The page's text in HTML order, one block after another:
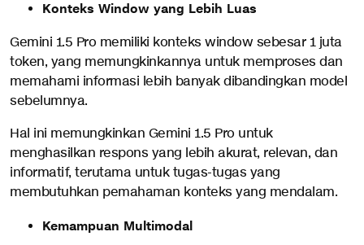
Konteks Window yang Lebih Luas
Gemini 1.5 Pro memiliki konteks window sebesar 1 juta
token, yang memungkinkannya untuk memproses dan
memahami informasi lebih banyak dibandingkan model
sebelumnya.
Hal ini memungkinkan Gemini 1.5 Pro untuk
menghasilkan respons yang lebih akurat, relevan, dan
informatif, terutama untuk tugas-tugas yang
membutuhkan pemahaman konteks yang mendalam.
Kemampuan Multimodal